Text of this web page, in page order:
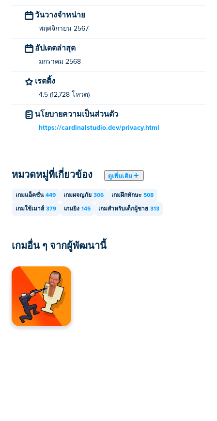
ฉันสามารถเล่น Limited Survive บนอุปกรณ์มือถือ
และเดสก์ท็อปได้หรือไม่?
เกม Limited Survive สามารถเล่นได้บนคอมพิวเตอร์และ
อุปกรณ์พกพาเช่นโทรศัพท์หรือแท็บเล็ต
วันวางจำหน่าย
พฤศจิกายน 2567
อัปเดตล่าสุด
มกราคม 2568
เรตติ้ง
4.5 (12,728 โหวต)
นโยบายความเป็นส่วนตัว
https://cardinalstudio.dev/privacy.html
หมวดหมู่ที่เกี่ยวข้อง ดูเพิ่มเติม
เกมแอ็คชั่น 449 เกมผจญภัย 306 เกมฝึกทักษะ 508
เกมใช้เมาส์ 379 เกมยิง 145 เกมสำหรับเด็กผู้ชาย 313
เกมอื่น ๆ จากผู้พัฒนานี้